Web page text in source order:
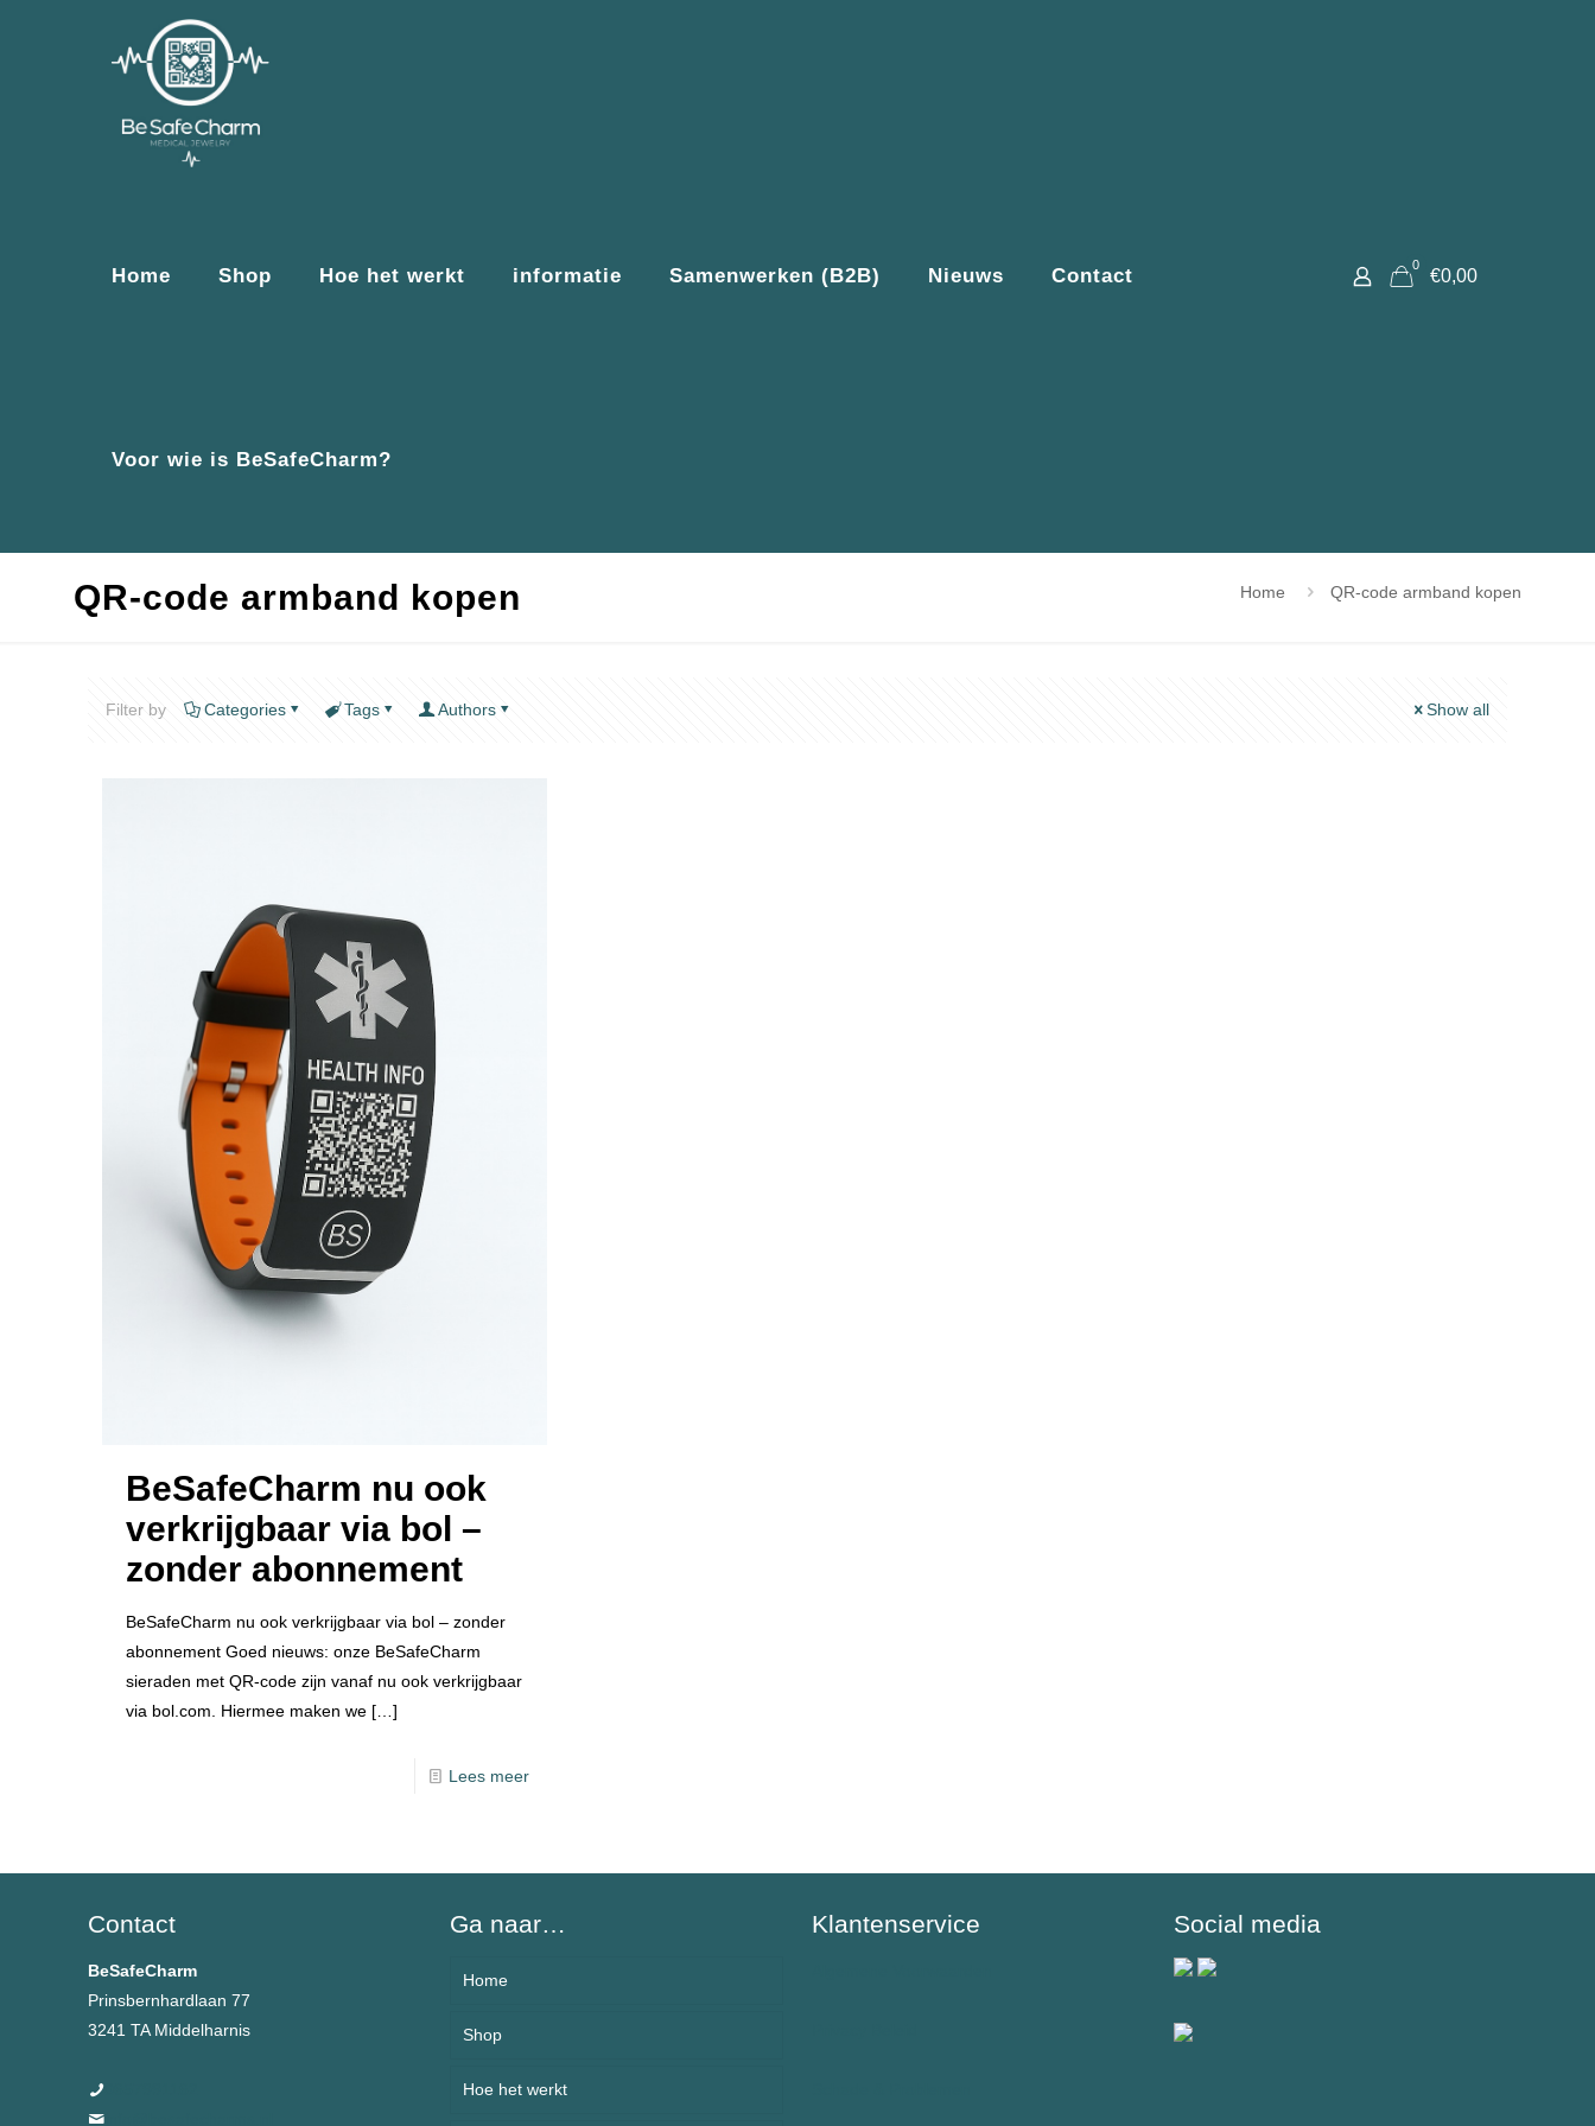
Home Shop Hoe het werkt informatie Samenwerken (B2B) Nieuws Contact
Voor wie is BeSafeCharm?
0
€0,00
QR-code armband kopen Home QR-code armband kopen
Filter by Categories Tags Authors Show all
BeSafeCharm nu ook
verkrijgbaar via bol –
zonder abonnement
BeSafeCharm nu ook verkrijgbaar via bol – zonder
abonnement Goed nieuws: onze BeSafeCharm
sieraden met QR-code zijn vanaf nu ook verkrijgbaar
via bol.com. Hiermee maken we[…]
Lees meer
Contact
BeSafeCharm
Prinsbernhardlaan 77
3241 TA Middelharnis
Ga naar…
Home
Over BeSafeCharm – ons verhaal
Shop
Armbanden
Hoe het werkt
Klantenservice Social media